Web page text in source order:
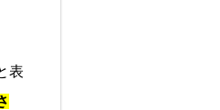
表